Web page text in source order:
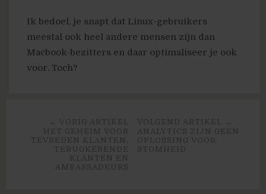
Ik bedoel, je snapt dat Linux-gebruikers
meestal ook heel andere mensen zijn dan
Macbook-bezitters en daar optimaliseer je ook
voor. Toch?
VOLGEND ARTIKEL →
ANALYTICS ZIJN GEEN
OPLOSSING VOOR
STOMHEID
← VORIG ARTIKEL
HET GEHEIM VOOR
TEVREDEN KLANTEN,
TERUGKERENDE
KLANTEN EN
AMBASSADEURS